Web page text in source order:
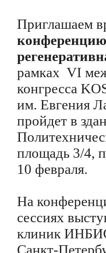
Приглашаем
рамках VI
конгресса
им. Евгения
пройдет в
площадь 3/4,
10 февраля.
На
сессиях
клиник
Санкт-